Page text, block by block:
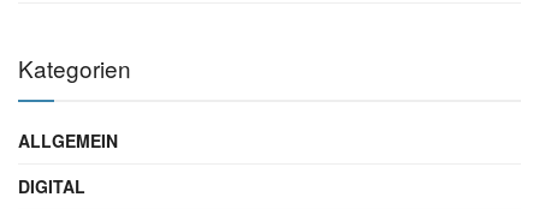
Kategorien
ALLGEMEIN
DIGITAL